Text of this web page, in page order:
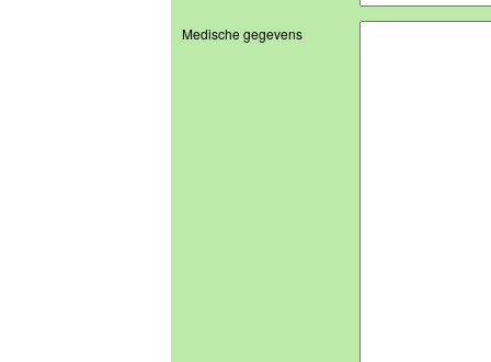
Medische gegevens